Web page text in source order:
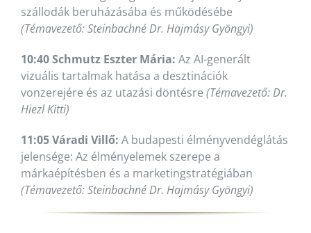
szállodák beruházásába és működésébe
(Témavezető: Steinbachné Dr. Hajmásy Gyöngyi)
10:40 Schmutz Eszter Mária: Az AI-generált
vizuális tartalmak hatása a desztinációk
vonzerejére és az utazási döntésre (Témavezető: Dr.
Hiezl Kitti)
11:05 Váradi Villő: A budapesti élményvendéglátás
jelensége: Az élményelemek szerepe a
márkaépítésben és a marketingstratégiában
(Témavezető: Steinbachné Dr. Hajmásy Gyöngyi)